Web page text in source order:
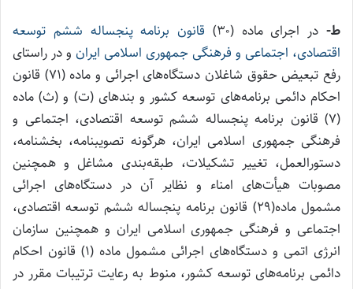
ط-در اجرای ماده (۳۰)
قانون برنامه پنجساله ششم توسعه
اقتصادی، اجتماعی و فرهنگی جمهوری اسلامی ایران و در راستای
رفع تبعیض حقوق شاغلان دستگاه‌های اجرائی و ماده (۷۱) قانون
احکام دائمی برنامه‌های توسعه کشور و بندهای (ت) و (ث) ماده
(۷) قانون برنامه پنجساله ششم توسعه اقتصادی، اجتماعی و
فرهنگی جمهوری اسلامی ایران، هرگونه تصویبنامه، بخشنامه،
دستورالعمل، تغییر تشکیلات، طبقه‌بندی مشاغل و همچنین
مصوبات هیأت‌های امناء و نظایر آن در دستگاه‌های اجرائی
مشمول ماده(۲۹) قانون برنامه پنجساله ششم توسعه اقتصادی،
اجتماعی و فرهنگی جمهوری اسلامی ایران و همچنین سازمان
انرژی اتمی و دستگاه‌های اجرائی مشمول ماده (۱) قانون احکام
دائمی برنامه‌های توسعه کشور، منوط به رعایت ترتیبات مقرر در